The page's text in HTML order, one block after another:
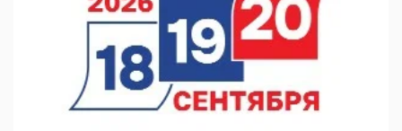
Тульские мастера и сегодня куют славу и доблесть русского
07.08.2026 10:15